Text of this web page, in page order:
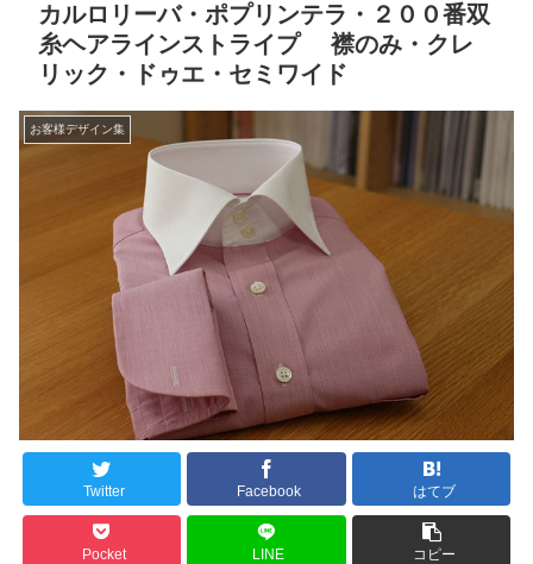
カルロリーバ・ポプリンテラ・２００番双
糸ヘアラインストライプ 襟のみ・クレ
リック・ドゥエ・セミワイド
お客様デザイン集
Twitter Facebook はてブ
Pocket LINE コピー